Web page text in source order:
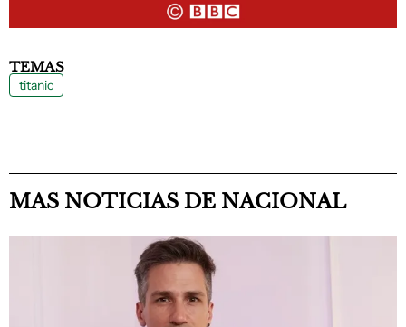
TEMAS
titanic
MAS NOTICIAS DE NACIONAL